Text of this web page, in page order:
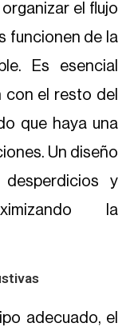
el flujo
funcionen de la
Es esencial
con el resto del
que haya una
Un diseño
y
la
adecuado, el